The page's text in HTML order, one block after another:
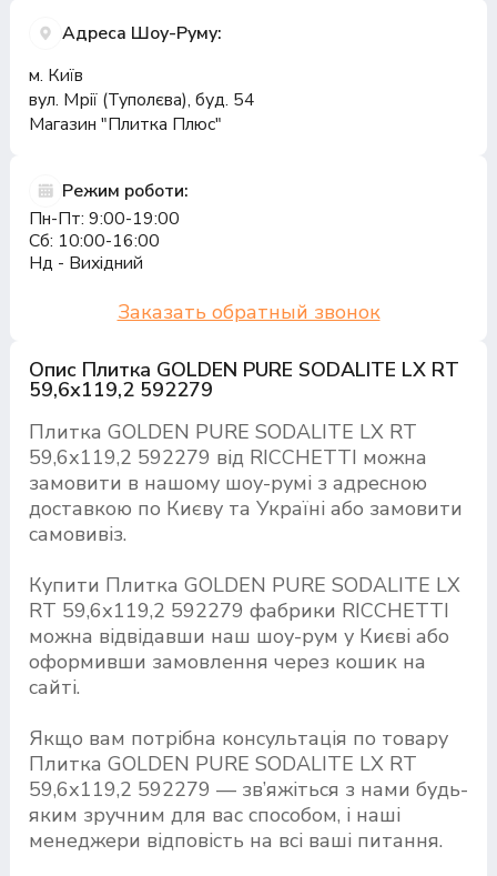
Опис Плитка GOLDEN PURE SODALITE LX RT
59,6х119,2 592279
Плитка GOLDEN PURE SODALITE LX RT
59,6х119,2 592279 від RICCHETTI можна
замовити в нашому шоу-румі з адресною
доставкою по Києву та Україні або замовити
самовивіз.
Купити Плитка GOLDEN PURE SODALITE LX
RT 59,6х119,2 592279 фабрики RICCHETTI
можна відвідавши наш шоу-рум у Києві або
оформивши замовлення через кошик на
сайті.
Якщо вам потрібна консультація по товару
Плитка GOLDEN PURE SODALITE LX RT
59,6х119,2 592279 — зв’яжіться з нами будь-
яким зручним для вас способом, і наші
менеджери відповість на всі ваші питання.
Адреса Шоу-Руму:
м. Київ
вул. Мрії (Туполєва), буд. 54
Магазин "Плитка Плюс"
Режим роботи:
Пн-Пт: 9:00-19:00
Сб: 10:00-16:00
Нд - Вихідний
Заказать обратный звонок